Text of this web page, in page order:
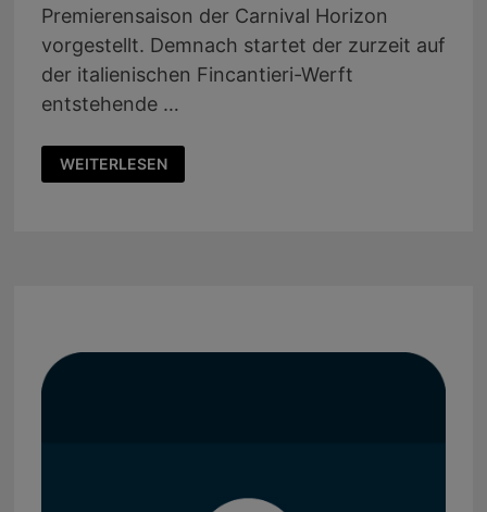
Premierensaison der Carnival Horizon
vorgestellt. Demnach startet der zurzeit auf
der italienischen Fincantieri-Werft
entstehende …
CARNIVAL
HORIZON
GIBT
WEITERLESEN